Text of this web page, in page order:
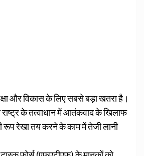
और विकास के लिए सबसे बड़ा खतरा है।
के तत्‍वाधान में आतंकवाद के खिलाफ
रूप रेखा तय करने के काम में तेजी लानी